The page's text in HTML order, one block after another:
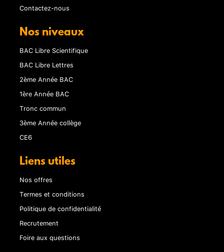
Contactez-nous
Nos niveaux
BAC Libre Scientifique
BAC Libre Lettres
2ème Année BAC
1ère Année BAC
Tronc commun
3ème Année collège
CE6
Liens utiles
Nos offres
Termes et conditions
Politique de confidentialité
Recrutement
Foire aux questions